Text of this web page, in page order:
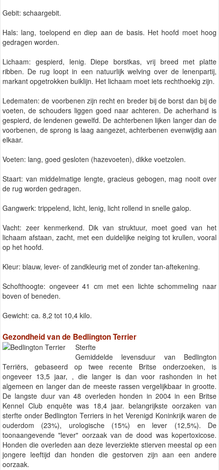
Gebit: schaargebit.
Hals: lang, toelopend en diep aan de basis. Het hoofd moet hoog
gedragen worden.
Lichaam: gespierd, lenig. Diepe borstkas, vrij breed met platte
ribben. De rug loopt in een natuurlijk welving over de lenenpartij,
markant opgetrokken buiklijn. Het lichaam moet iets rechthoekig zijn.
Ledematen: de voorbenen zijn recht en breder bij de borst dan bij de
voeten, de schouders liggen goed naar achteren. De acherhand is
gespierd, de lendenen gewelfd. De achterbenen lijken langer dan de
voorbenen, de sprong is laag aangezet, achterbenen evenwijdig aan
elkaar.
Voeten: lang, goed gesloten (hazevoeten), dikke voetzolen.
Staart: van middelmatige lengte, gracieus gebogen, mag nooit over
de rug worden gedragen.
Gangwerk: trippelend, licht, lenig, licht rollend in snelle galop.
Vacht: zeer kenmerkend. Dik van struktuur, moet goed van het
lichaam afstaan, zacht, met een duidelijke neiging tot krullen, vooral
op het hoofd.
Kleur: blauw, lever- of zandkleurig met of zonder tan-aftekening.
Schofthoogte: ongeveer 41 cm met een lichte schommeling naar
boven of beneden.
Gewicht: ca. 8,2 tot 10,4 kilo.
Gezondheid van de Bedlington Terrier
Sterfte
Gemiddelde levensduur van Bedlington
Terriërs, gebaseerd op twee recente Britse onderzoeken, is
ongeveer 13,5 jaar, , die langer is dan voor rashonden in het
algemeen en langer dan de meeste rassen vergelijkbaar in grootte.
De langste duur van 48 overleden honden in 2004 in een Britse
Kennel Club enquête was 18,4 jaar. belangrijkste oorzaken van
sterfte onder Bedlington Terriers in het Verenigd Koninkrijk waren de
ouderdom (23%), urologische (15%) en lever (12,5%). De
toonaangevende "lever" oorzaak van de dood was kopertoxicose.
Honden die overleden aan deze leverziekte stierven meestal op een
jongere leeftijd dan honden die gestorven zijn aan een andere
oorzaak.